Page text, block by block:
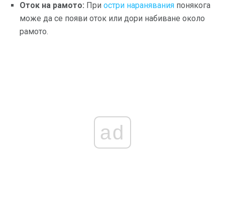
Оток на рамото: При остри наранявания понякога
може да се появи оток или дори набиване около
рамото.
ad